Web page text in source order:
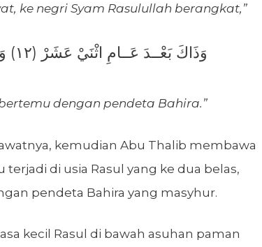
ke negri Syam Rasulullah berangkat,”
وَذَاكَ بَعْــدَ عَــامِ اثْنَيْ عَشَرْ (١٢) وَكَانَ مِنْ أَمْرِ (بَحِــيرَا) مَا اشْتَهَرْ
dengan pendeta Bahira.”
kemudian Abu Thalib membawa
terjadi di usia Rasul yang ke dua belas,
pendeta Bahira yang masyhur.
kecil Rasul di bawah asuhan paman